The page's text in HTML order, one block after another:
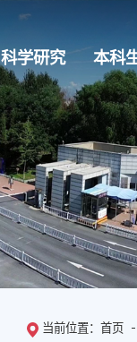
科学研究 本科
当前位置：首页